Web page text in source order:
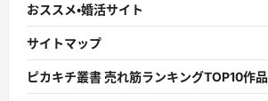
おススメ・婚活サイト
サイトマップ
ピカキチ叢書 売れ筋ランキングTOP10作品